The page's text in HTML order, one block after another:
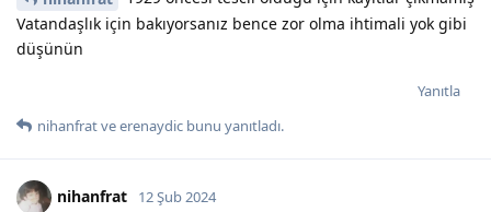
Vatandaşlık için bakıyorsanız bence zor olma ihtimali yok gibi
düşünün
Yanıtla
nihanfratveerenaydic bunu yanıtladı.
nihanfrat 12 Şub 2024